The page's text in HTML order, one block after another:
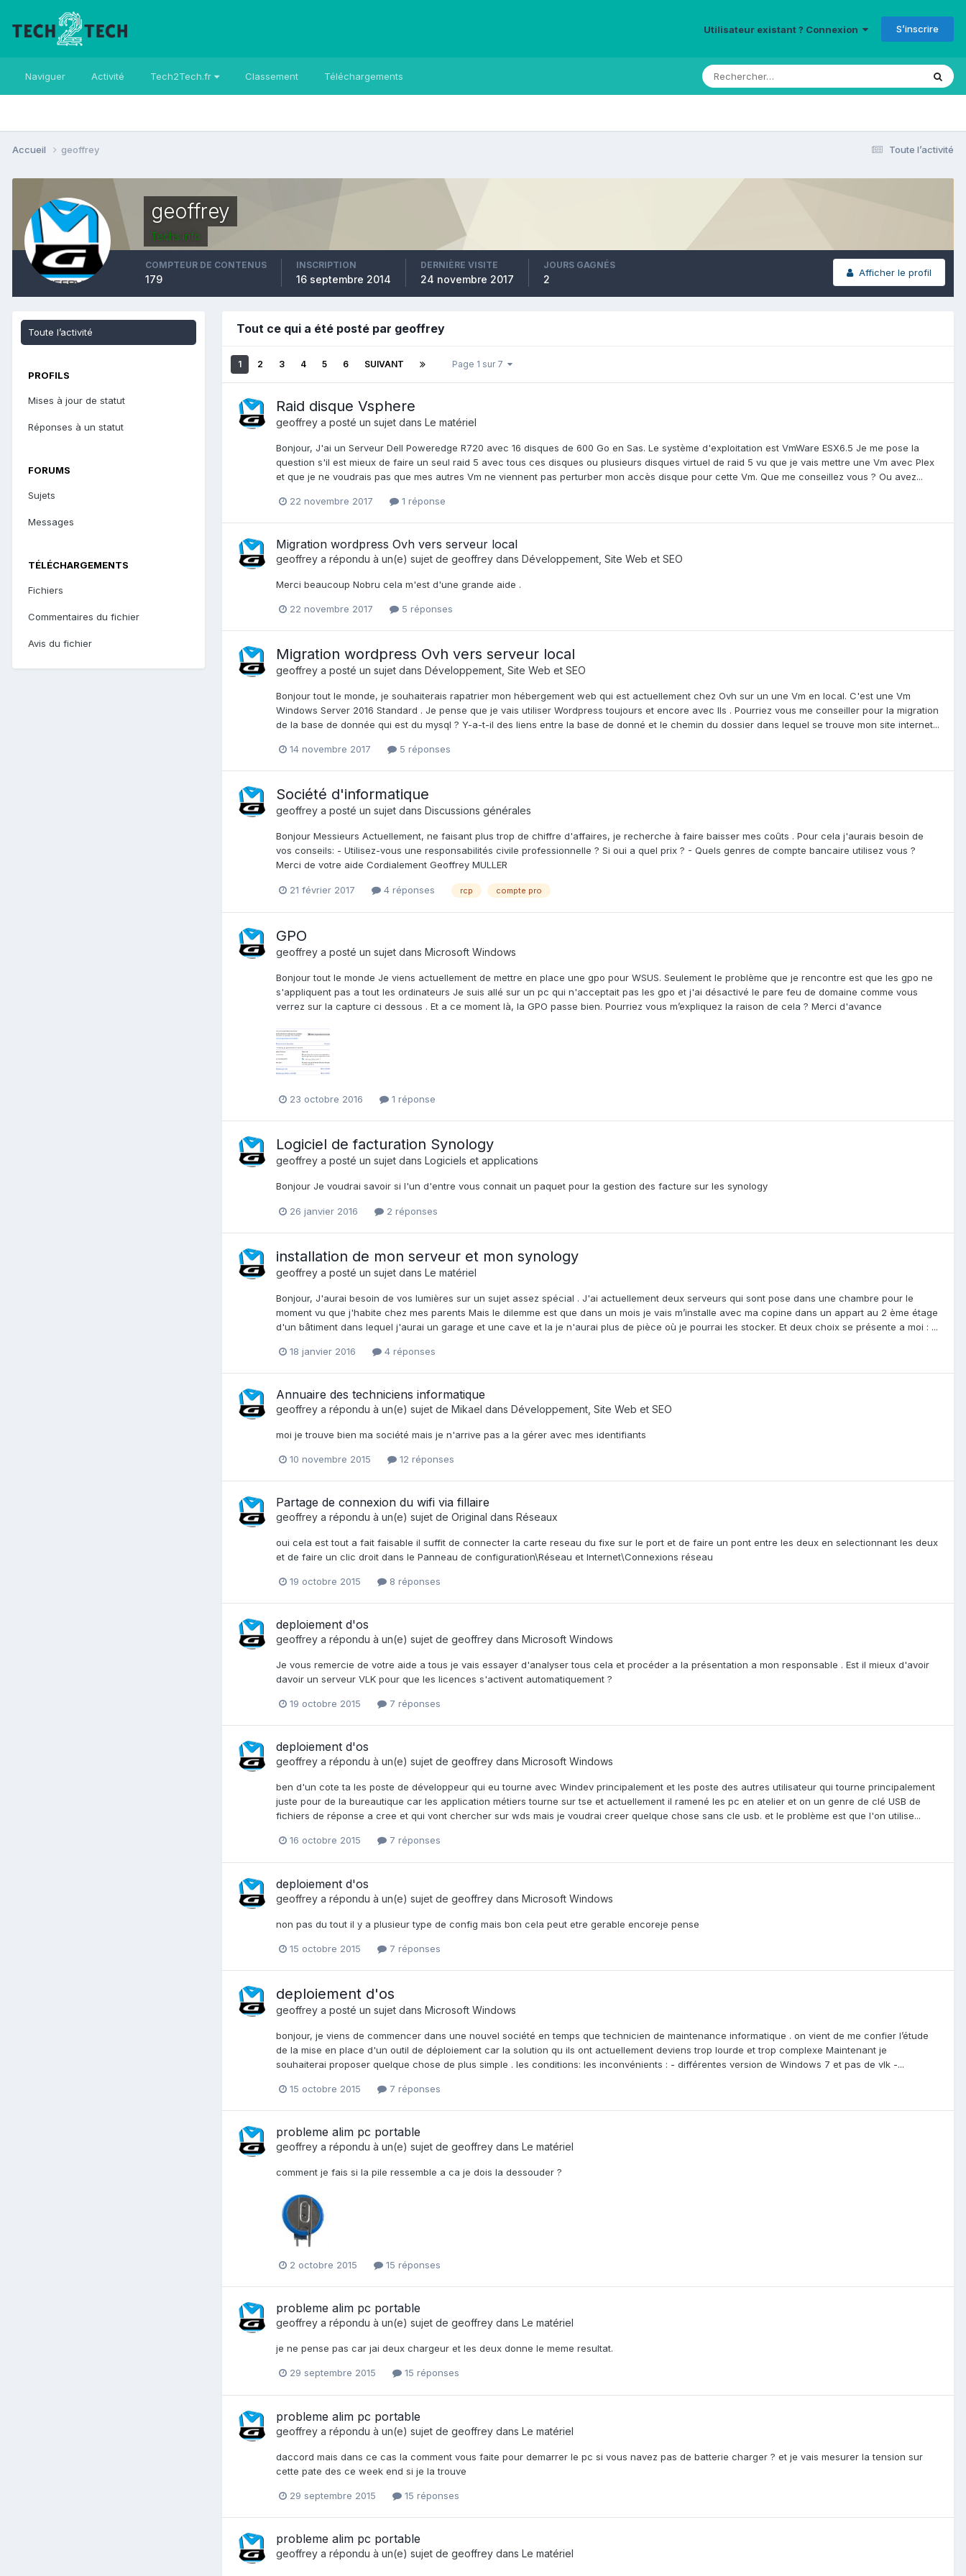
Utilisateur existant ? Connexion S’inscrire
Naviguer Activité Tech2Tech.fr Classement Téléchargements
Toute l’activité
Accueil geoffrey
geoffrey
Techs info
Afficher le profil
COMPTEUR DE CONTENUS
179
INSCRIPTION
16 septembre 2014
DERNIÈRE VISITE
24 novembre 2017
JOURS GAGNÉS
2
Toute l’activité
PROFILS
Mises à jour de statut
Réponses à un statut
FORUMS
Sujets
Messages
TÉLÉCHARGEMENTS
Fichiers
Commentaires du fichier
Avis du fichier
Tout ce qui a été posté par geoffrey
1 2 3 4 5 6 SUIVANT Page 1 sur 7
Raid disque Vsphere
geoffrey a posté un sujet dans Le matériel
Bonjour, J'ai un Serveur Dell Poweredge R720 avec 16 disques de 600 Go en Sas. Le système d'exploitation est VmWare ESX6.5 Je me pose la
question s'il est mieux de faire un seul raid 5 avec tous ces disques ou plusieurs disques virtuel de raid 5 vu que je vais mettre une Vm avec Plex
et que je ne voudrais pas que mes autres Vm ne viennent pas perturber mon accès disque pour cette Vm. Que me conseillez vous ? Ou avez...
22 novembre 2017 1 réponse
Migration wordpress Ovh vers serveur local
geoffrey a répondu à un(e) sujet de geoffrey dans Développement, Site Web et SEO
Merci beaucoup Nobru cela m'est d'une grande aide .
22 novembre 2017 5 réponses
Migration wordpress Ovh vers serveur local
geoffrey a posté un sujet dans Développement, Site Web et SEO
Bonjour tout le monde, je souhaiterais rapatrier mon hébergement web qui est actuellement chez Ovh sur un une Vm en local. C'est une Vm
Windows Server 2016 Standard . Je pense que je vais utiliser Wordpress toujours et encore avec IIs . Pourriez vous me conseiller pour la migration
de la base de donnée qui est du mysql ? Y-a-t-il des liens entre la base de donné et le chemin du dossier dans lequel se trouve mon site internet...
14 novembre 2017 5 réponses
Société d'informatique
geoffrey a posté un sujet dans Discussions générales
Bonjour Messieurs Actuellement, ne faisant plus trop de chiffre d'affaires, je recherche à faire baisser mes coûts . Pour cela j'aurais besoin de
vos conseils: - Utilisez-vous une responsabilités civile professionnelle ? Si oui a quel prix ? - Quels genres de compte bancaire utilisez vous ?
Merci de votre aide Cordialement Geoffrey MULLER
21 février 2017 4 réponses rcp compte pro
GPO
geoffrey a posté un sujet dans Microsoft Windows
Bonjour tout le monde Je viens actuellement de mettre en place une gpo pour WSUS. Seulement le problème que je rencontre est que les gpo ne
s'appliquent pas a tout les ordinateurs Je suis allé sur un pc qui n'acceptait pas les gpo et j'ai désactivé le pare feu de domaine comme vous
verrez sur la capture ci dessous . Et a ce moment là, la GPO passe bien. Pourriez vous m’expliquez la raison de cela ? Merci d'avance
23 octobre 2016 1 réponse
Logiciel de facturation Synology
geoffrey a posté un sujet dans Logiciels et applications
Bonjour Je voudrai savoir si l'un d'entre vous connait un paquet pour la gestion des facture sur les synology
26 janvier 2016 2 réponses
installation de mon serveur et mon synology
geoffrey a posté un sujet dans Le matériel
Bonjour, J'aurai besoin de vos lumières sur un sujet assez spécial . J'ai actuellement deux serveurs qui sont pose dans une chambre pour le
moment vu que j'habite chez mes parents Mais le dilemme est que dans un mois je vais m’installe avec ma copine dans un appart au 2 ème étage
d'un bâtiment dans lequel j'aurai un garage et une cave et la je n'aurai plus de pièce où je pourrai les stocker. Et deux choix se présente a moi : ...
18 janvier 2016 4 réponses
Annuaire des techniciens informatique
geoffrey a répondu à un(e) sujet de Mikael dans Développement, Site Web et SEO
moi je trouve bien ma société mais je n'arrive pas a la gérer avec mes identifiants
10 novembre 2015 12 réponses
Partage de connexion du wifi via fillaire
geoffrey a répondu à un(e) sujet de Original dans Réseaux
oui cela est tout a fait faisable il suffit de connecter la carte reseau du fixe sur le port et de faire un pont entre les deux en selectionnant les deux
et de faire un clic droit dans le Panneau de configuration\Réseau et Internet\Connexions réseau
19 octobre 2015 8 réponses
deploiement d'os
geoffrey a répondu à un(e) sujet de geoffrey dans Microsoft Windows
Je vous remercie de votre aide a tous je vais essayer d'analyser tous cela et procéder a la présentation a mon responsable . Est il mieux d'avoir
davoir un serveur VLK pour que les licences s'activent automatiquement ?
19 octobre 2015 7 réponses
deploiement d'os
geoffrey a répondu à un(e) sujet de geoffrey dans Microsoft Windows
ben d'un cote ta les poste de développeur qui eu tourne avec Windev principalement et les poste des autres utilisateur qui tourne principalement
juste pour de la bureautique car les application métiers tourne sur tse et actuellement il ramené les pc en atelier et on un genre de clé USB de
fichiers de réponse a cree et qui vont chercher sur wds mais je voudrai creer quelque chose sans cle usb. et le problème est que l'on utilise...
16 octobre 2015 7 réponses
deploiement d'os
geoffrey a répondu à un(e) sujet de geoffrey dans Microsoft Windows
non pas du tout il y a plusieur type de config mais bon cela peut etre gerable encoreje pense
15 octobre 2015 7 réponses
deploiement d'os
geoffrey a posté un sujet dans Microsoft Windows
bonjour, je viens de commencer dans une nouvel société en temps que technicien de maintenance informatique . on vient de me confier l’étude
de la mise en place d'un outil de déploiement car la solution qu ils ont actuellement deviens trop lourde et trop complexe Maintenant je
souhaiterai proposer quelque chose de plus simple . les conditions: les inconvénients : - différentes version de Windows 7 et pas de vlk -...
15 octobre 2015 7 réponses
probleme alim pc portable
geoffrey a répondu à un(e) sujet de geoffrey dans Le matériel
comment je fais si la pile ressemble a ca je dois la dessouder ?
2 octobre 2015 15 réponses
probleme alim pc portable
geoffrey a répondu à un(e) sujet de geoffrey dans Le matériel
je ne pense pas car jai deux chargeur et les deux donne le meme resultat.
29 septembre 2015 15 réponses
probleme alim pc portable
geoffrey a répondu à un(e) sujet de geoffrey dans Le matériel
daccord mais dans ce cas la comment vous faite pour demarrer le pc si vous navez pas de batterie charger ? et je vais mesurer la tension sur
cette pate des ce week end si je la trouve
29 septembre 2015 15 réponses
probleme alim pc portable
geoffrey a répondu à un(e) sujet de geoffrey dans Le matériel